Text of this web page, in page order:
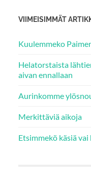
VIIMEISIMMÄT
Kuulemmeko
Helatorstaista
aivan ennallaan
Aurinkomme
Merkittäviä aikoja
Etsimmekö käsiä vai